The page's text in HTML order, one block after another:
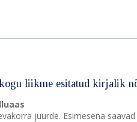
liikme esitatud kirjalik
juurde. Esimesena